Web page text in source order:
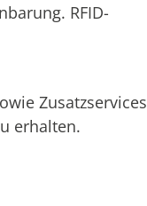
RFID-
Zusatzservices
erhalten.